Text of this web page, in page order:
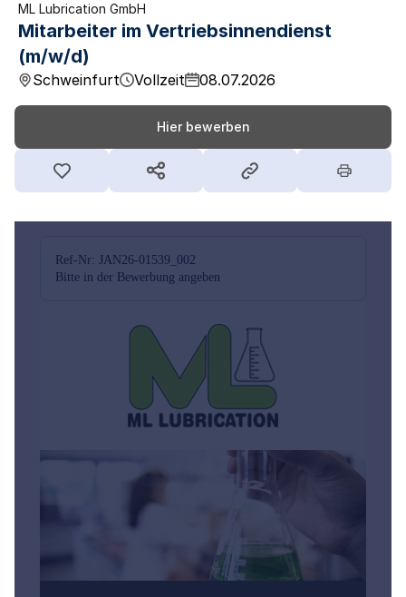
ML Lubrication GmbH
Mitarbeiter im Vertriebsinnendienst
(m/w/d)
Schweinfurt Vollzeit 08.07.2026
Hier bewerben